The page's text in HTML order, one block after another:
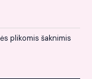
plikomis šaknimis